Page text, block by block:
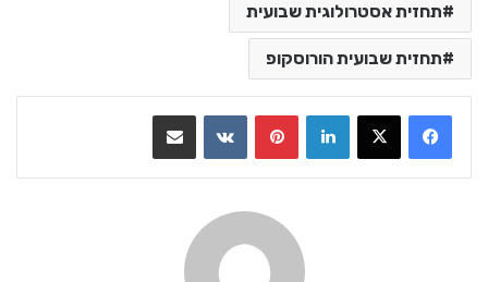
תחזית אסטרולוגית שבועית
תחזית שבועית הורוסקופ
LinkedIn
VKontakte